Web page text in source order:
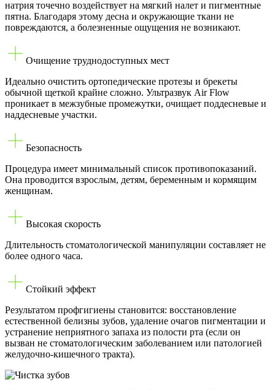
натрия точечно воздействует на мягкий налет и пигментные
пятна. Благодаря этому десна и окружающие ткани не
повреждаются, а болезненные ощущения не возникают.
Очищение труднодоступных мест
Идеально очистить ортопедические протезы и брекеты
обычной щеткой крайне сложно. Ультразвук Air Flow
проникает в межзубные промежутки, очищает поддесневые и
наддесневые участки.
Безопасность
Процедура имеет минимальный список противопоказаний.
Она проводится взрослым, детям, беременным и кормящим
женщинам.
Высокая скорость
Длительность стоматологической манипуляции составляет не
более одного часа.
Стойкий эффект
Результатом профгигиены становится: восстановление
естественной белизны зубов, удаление очагов пигментации и
устранение неприятного запаха из полости рта (если он
вызван не стоматологическим заболеванием или патологией
желудочно-кишечного тракта).